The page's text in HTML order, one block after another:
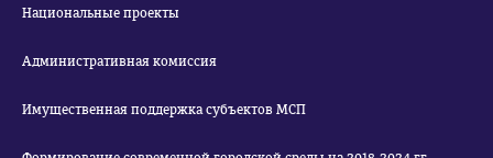
Национальные проекты
Административная комиссия
Имущественная поддержка субъектов МСП